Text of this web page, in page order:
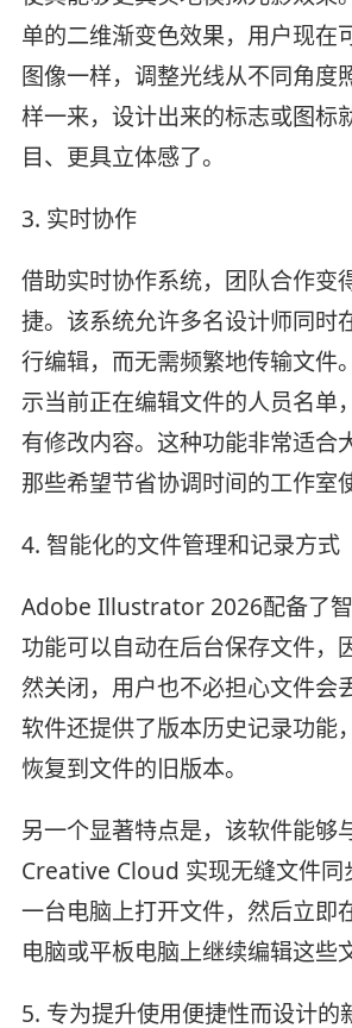
单的二维渐变色效果，用户现在
图像一样，调整光线从不同角度
样一来，设计出来的标志或图标
目、更具立体感了。
3. 实时协作
借助实时协作系统，团队合作变
捷。该系统允许多名设计师同时
行编辑，而无需频繁地传输文件
示当前正在编辑文件的人员名单
有修改内容。这种功能非常适合
那些希望节省协调时间的工作室
4. 智能化的文件管理和记录方式
Adobe Illustrator 2026配备了
功能可以自动在后台保存文件，
然关闭，用户也不必担心文件会
软件还提供了版本历史记录功能
恢复到文件的旧版本。
另一个显著特点是，该软件能够
Creative Cloud 实现无缝文件同
一台电脑上打开文件，然后立即
电脑或平板电脑上继续编辑这些
5. 专为提升使用便捷性而设计的